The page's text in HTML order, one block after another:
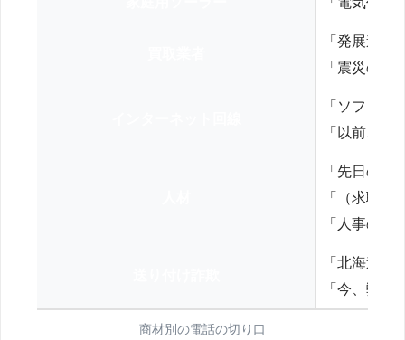
「発展途
「震災の
「ソフト
「以前、
「先日の
「（求職
「人事の方
「北海道
「今、弊
商材別の電話の切り口